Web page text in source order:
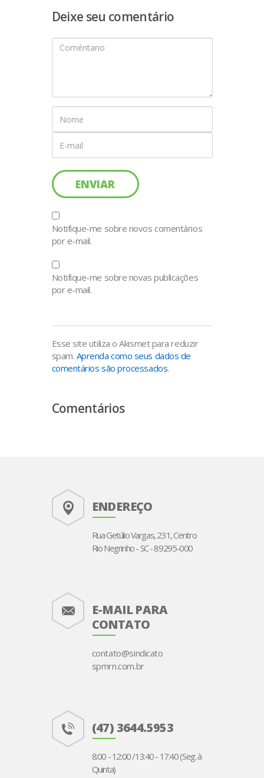
Deixe seu comentário
Notifique-me sobre novos comentários
por e-mail.
Notifique-me sobre novas publicações
por e-mail.
Esse site utiliza o Akismet para reduzir
spam. Aprenda como seus dados de
comentários são processados.
Comentários
ENDEREÇO
Rua Getúlio Vargas, 231, Centro
Rio Negrinho - SC - 89295-000
E-MAIL PARA
CONTATO
contato@sindicato
spmrn.com.br
(47) 3644.5953
8:00 - 12:00 /13:40 - 17:40 (Seg. à
Quinta)